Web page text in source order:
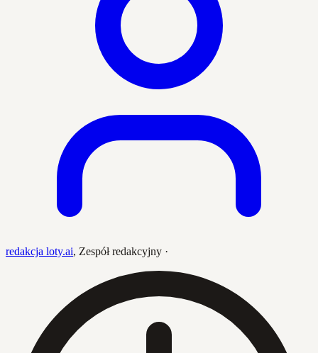
redakcja loty.ai, Zespół redakcyjny ·